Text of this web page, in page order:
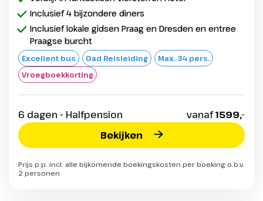
Inclusief 4 bijzondere diners
Inclusief lokale gidsen Praag en Dresden en entree
Praagse burcht
Excellent bus Oad Reisleiding
Max. 34 pers.
Vroegboekkorting
6 dagen - Halfpension vanaf1599,-
Bekijken
Prijs p.p. incl. alle bijkomende boekingskosten per boeking o.b.v.
2 personen